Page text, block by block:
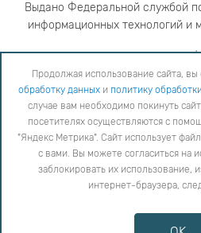
Выдано Федеральной службой
информационных технологий и
адрес редакции
телефон редакции
Продолжая использование сайта, вы соглашаетесь с
обработки персональных данных
в ином случае вам
данных о посетителях осуществляются с помощью
Сайт использует файлы cookies для
использование cookies или заблокировать их
Противодействие
Продолжая использование сайта, вы
обработку данных и политику
случае вам необходимо покинуть
посетителях осуществляются с
"Яндекс Метрика". Сайт использует
с вами. Вы можете согласиться на
заблокировать их использование,
интернет-браузера,